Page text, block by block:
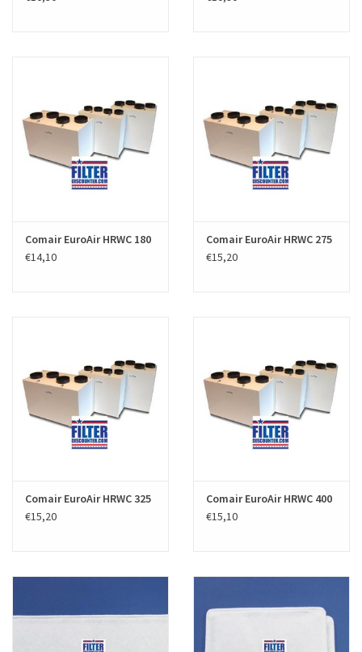
Comair EuroAir HRWC 180
€14,10
Comair EuroAir HRWC 275
€15,20
Comair EuroAir HRWC 325
€15,20
Comair EuroAir HRWC 400
€15,10